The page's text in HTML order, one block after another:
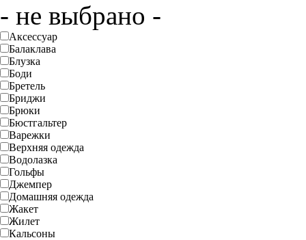
- не выбрано -
Аксессуар
Балаклава
Блузка
Боди
Бретель
Бриджи
Брюки
Бюстгальтер
Варежки
Верхняя одежда
Водолазка
Гольфы
Джемпер
Домашняя одежда
Жакет
Жилет
Кальсоны